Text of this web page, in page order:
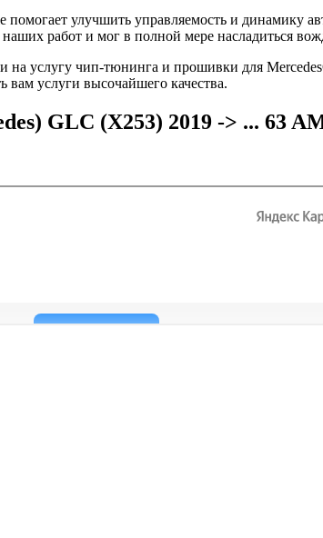
улучшить управляемость и динамику
работ и мог в полной мере насладиться
услугу чип-тюнинга и прошивки для
вам услуги высочайшего качества.
GLC (X253) 2019 -> ... 63